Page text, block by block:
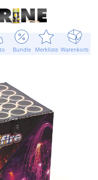
Bundle Merkliste Warenkorb